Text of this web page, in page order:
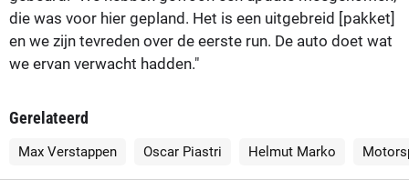
die was voor hier gepland. Het is een uitgebreid [pakket]
en we zijn tevreden over de eerste run. De auto doet wat
we ervan verwacht hadden."
Gerelateerd
Max Verstappen Oscar Piastri Helmut Marko